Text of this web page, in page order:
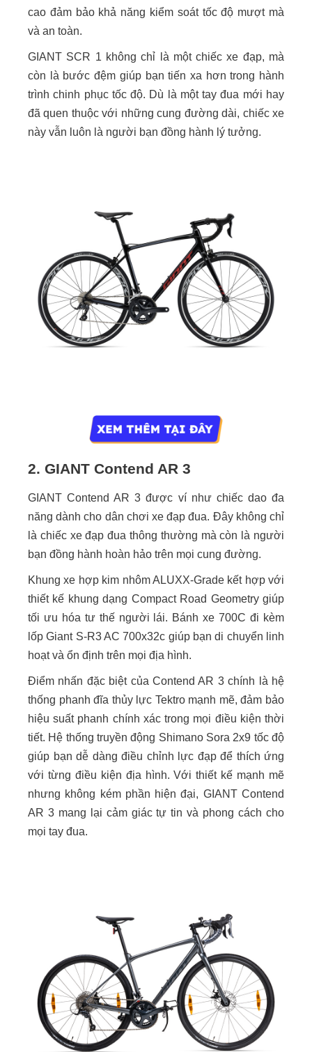
cao đảm bảo khả năng kiểm soát tốc độ mượt mà
và an toàn.
GIANT SCR 1 không chỉ là một chiếc xe đạp, mà
còn là bước đệm giúp bạn tiến xa hơn trong hành
trình chinh phục tốc độ. Dù là một tay đua mới hay
đã quen thuộc với những cung đường dài, chiếc xe
này vẫn luôn là người bạn đồng hành lý tưởng.
2. GIANT Contend AR 3
GIANT Contend AR 3 được ví như chiếc dao đa
năng dành cho dân chơi xe đạp đua. Đây không chỉ
là chiếc xe đạp đua thông thường mà còn là người
bạn đồng hành hoàn hảo trên mọi cung đường.
Khung xe hợp kim nhôm ALUXX-Grade kết hợp với
thiết kế khung dạng Compact Road Geometry giúp
tối ưu hóa tư thế người lái. Bánh xe 700C đi kèm
lốp Giant S-R3 AC 700x32c giúp bạn di chuyển linh
hoạt và ổn định trên mọi địa hình.
Điểm nhấn đặc biệt của Contend AR 3 chính là hệ
thống phanh đĩa thủy lực Tektro mạnh mẽ, đảm bảo
hiệu suất phanh chính xác trong mọi điều kiện thời
tiết. Hệ thống truyền động Shimano Sora 2x9 tốc độ
giúp bạn dễ dàng điều chỉnh lực đạp để thích ứng
với từng điều kiện địa hình. Với thiết kế mạnh mẽ
nhưng không kém phần hiện đại, GIANT Contend
AR 3 mang lại cảm giác tự tin và phong cách cho
mọi tay đua.